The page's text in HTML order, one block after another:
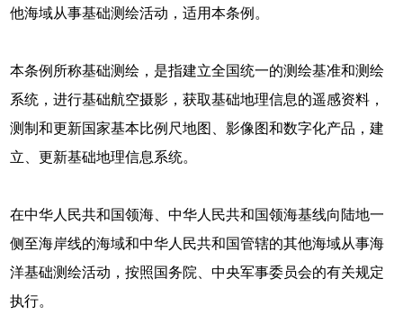
他海域从事基础测绘活动，适用本条例。
本条例所称基础测绘，是指建立全国统一的测绘基准和测绘
系统，进行基础航空摄影，获取基础地理信息的遥感资料，
测制和更新国家基本比例尺地图、影像图和数字化产品，建
立、更新基础地理信息系统。
在中华人民共和国领海、中华人民共和国领海基线向陆地一
侧至海岸线的海域和中华人民共和国管辖的其他海域从事海
洋基础测绘活动，按照国务院、中央军事委员会的有关规定
执行。